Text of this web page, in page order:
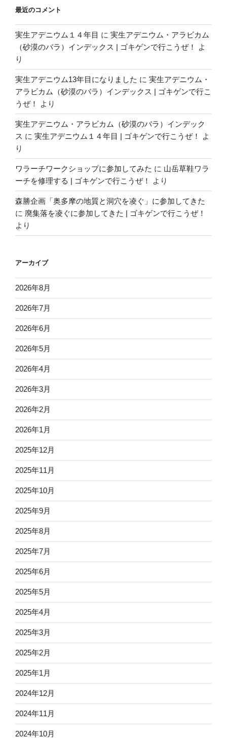
最近のコメント
実生アデニウム１４年目 に 実生アデニウム・アラビカム
（砂漠のバラ）インデックス | ゴキゲンで行こうぜ！
よ
り
実生アデニウム13年目になりました に 実生アデニウム・
アラビカム（砂漠のバラ）インデックス | ゴキゲンで行こ
うぜ！
より
実生アデニウム・アラビカム（砂漠のバラ）インデック
ス に 実生アデニウム１４年目 | ゴキゲンで行こうぜ！
よ
り
ワラーチワークショップに参加してみた に 山岳草鞋ワラ
ーチを修理する | ゴキゲンで行こうぜ！
より
森勝企画「奥多摩の地質と洞穴を凌ぐ」に参加してきた
に 廃集落を凌ぐに参加してきた | ゴキゲンで行こうぜ！
より
アーカイブ
2026年8月
2026年7月
2026年6月
2026年5月
2026年4月
2026年3月
2026年2月
2026年1月
2025年12月
2025年11月
2025年10月
2025年9月
2025年8月
2025年7月
2025年6月
2025年5月
2025年4月
2025年3月
2025年2月
2025年1月
2024年12月
2024年11月
2024年10月